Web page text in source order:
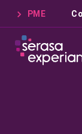
PME